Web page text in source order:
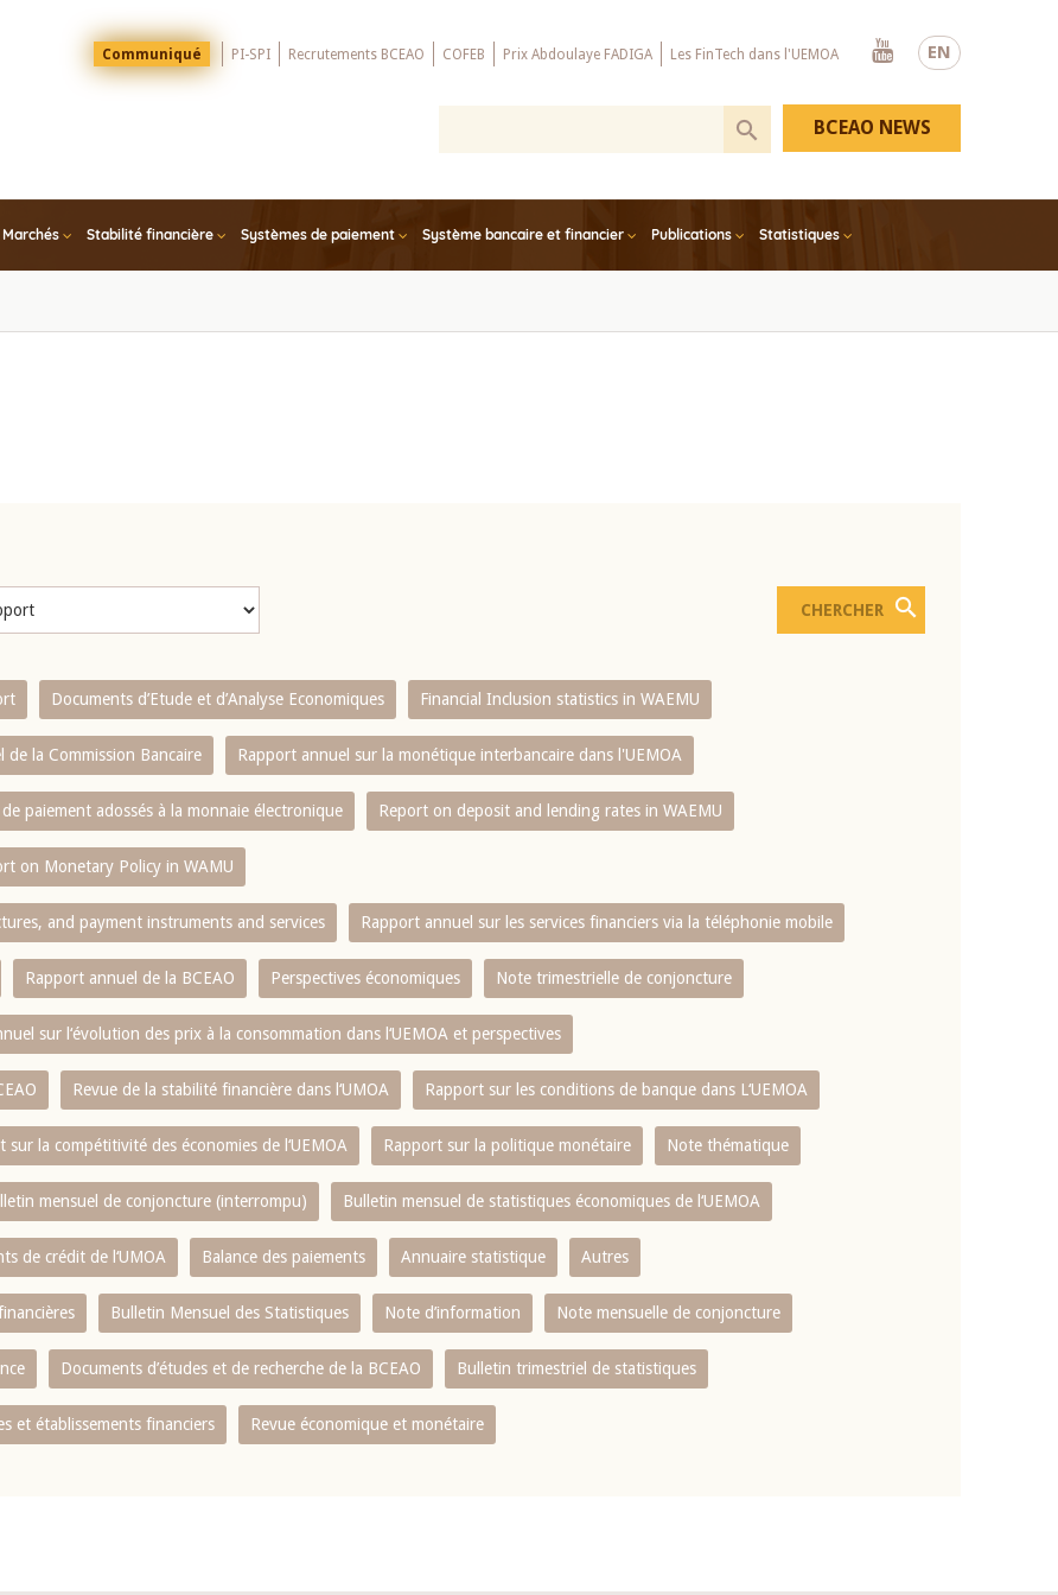
EN
Menu
Top
Communiqué PI-SPI Recrutements BCEAO COFEB Prix Abdoulaye FADIGA Les FinTech dans l'UEMOA
Youtube
Marchés Stabilité financière Systèmes de paiement Système bancaire et financier Publications Statistiques
BCEAO NEWS
Documents d’Etude et d’Analyse Economiques Financial Inclusion statistics in WAEMU
de la Commission Bancaire Rapport annuel sur la monétique interbancaire dans l'UEMOA
paiement adossés à la monnaie électronique Report on deposit and lending rates in WAEMU
on Monetary Policy in WAMU
and payment instruments and services Rapport annuel sur les services financiers via la téléphonie mobile
Rapport annuel de la BCEAO Perspectives économiques Note trimestrielle de conjoncture
sur l‘évolution des prix à la consommation dans l‘UEMOA et perspectives
Revue de la stabilité financière dans l‘UMOA Rapport sur les conditions de banque dans L‘UEMOA
sur la compétitivité des économies de l‘UEMOA Rapport sur la politique monétaire Note thématique
mensuel de conjoncture (interrompu) Bulletin mensuel de statistiques économiques de l‘UEMOA
de crédit de l‘UMOA Balance des paiements Annuaire statistique Autres
Bulletin Mensuel des Statistiques Note d’information Note mensuelle de conjoncture
Documents d’études et de recherche de la BCEAO Bulletin trimestriel de statistiques
et établissements financiers Revue économique et monétaire